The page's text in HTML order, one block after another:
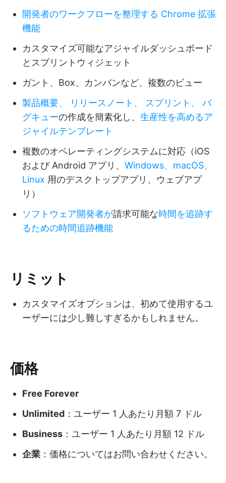
開発者のワークフローを整理する Chrome 拡張
機能
カスタマイズ可能なアジャイルダッシュボード
とスプリントウィジェット
ガント、Box、カンバンなど、複数のビュー
製品概要、
リリースノート、 スプリント、
バ
グキューの作成を簡素化し、 生産性を高めるア
ジャイルテンプレート
複数のオペレーティングシステムに対応（iOS
および Android アプリ、 Windows、macOS、
Linux 用のデスクトップアプリ、ウェブアプ
リ）
ソフトウェア開発者が請求可能な時間を追跡す
るための時間追跡機能
リミット
カスタマイズオプションは、初めて使用するユ
ーザーには少し難しすぎるかもしれません。
価格
Free Forever
Unlimited ：ユーザー 1 人あたり月額 7 ドル
Business ：ユーザー 1 人あたり月額 12 ドル
企業 ：価格についてはお問い合わせください。